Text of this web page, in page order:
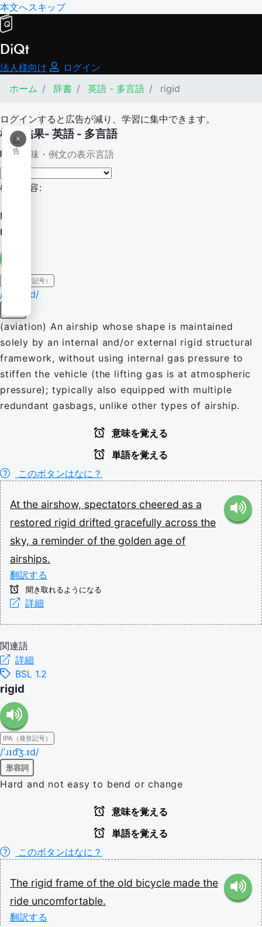
本文へスキップ
DiQt
法人様向け
ログイン
ホーム
辞書 英語 - 多言語 rigid
ログインすると広告が減り、学習に集中できます。
×
広
告
検索結果- 英語 - 多言語
意味・例文の表示言語
検索内容:
rigid
rigid
IPA（発音記号）
/ˈɹɪd͡ʒ.ɪd/
(aviation) An airship whose shape is maintained
solely by an internal and/or external rigid structural
framework, without using internal gas pressure to
stiffen the vehicle (the lifting gas is at atmospheric
pressure); typically also equipped with multiple
redundant gasbags, unlike other types of airship.
意味を覚える
単語を覚える
このボタンはなに？
At the airshow, spectators cheered as a
restored rigid drifted gracefully across the
sky, a reminder of the golden age of
airships.
翻訳する
聞き取れるようになる
詳細
関連語
詳細
BSL 1.2
rigid
IPA（発音記号）
/ˈɹɪd͡ʒ.ɪd/
形容詞
Hard and not easy to bend or change
意味を覚える
単語を覚える
このボタンはなに？
The rigid frame of the old bicycle made the
ride uncomfortable.
翻訳する